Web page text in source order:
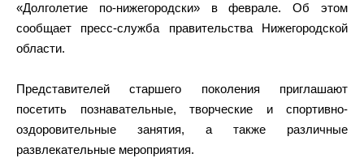
«Долголетие по-нижегородски» в феврале. Об этом
сообщает пресс-служба правительства Нижегородской
области.
Представителей старшего поколения приглашают
посетить познавательные, творческие и спортивно-
оздоровительные занятия, а также различные
развлекательные мероприятия.